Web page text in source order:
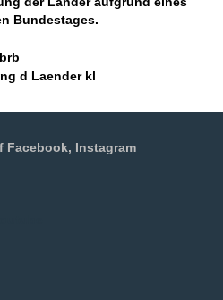
Bundestages.
Facebook, Instagram